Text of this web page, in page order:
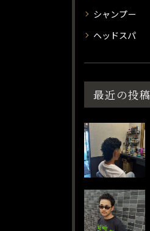
シャンプー
ヘッドスパ
最近の投稿